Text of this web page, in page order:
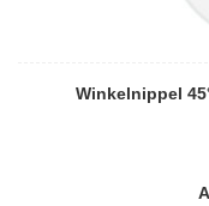
Winkelnippel